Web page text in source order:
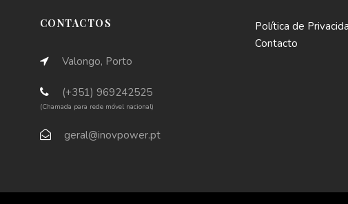
CONTACTOS
Valongo, Porto
(+351) 969242525
(Chamada para rede móvel nacional)
geral@inovpower.pt
Política de
Contacto